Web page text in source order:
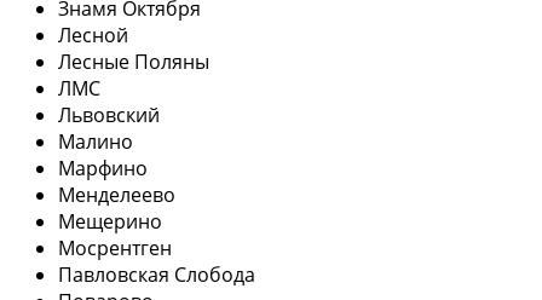
Знамя Октября
Лесной
Лесные Поляны
ЛМС
Львовский
Малино
Марфино
Менделеево
Мещерино
Мосрентген
Павловская Слобода